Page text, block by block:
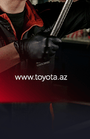
avtobus sürücüsü ilə
mübahisə etdi-